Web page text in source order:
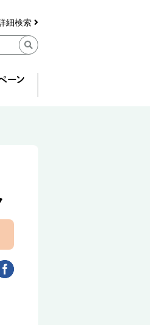
細検索